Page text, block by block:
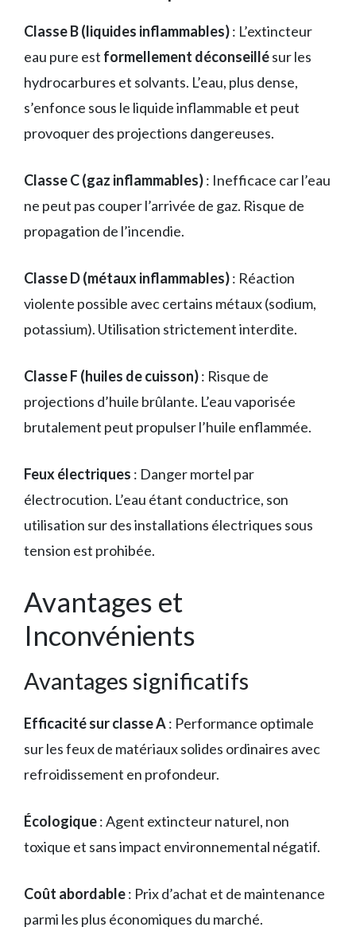
Classe B (liquides inflammables): L’extincteur
eau pure est formellement déconseillésur les
hydrocarbures et solvants. L’eau, plus dense,
s’enfonce sous le liquide inflammable et peut
provoquer des projections dangereuses.
Classe C (gaz inflammables): Inefficace car l’eau
ne peut pas couper l’arrivée de gaz. Risque de
propagation de l’incendie.
Classe D (métaux inflammables): Réaction
violente possible avec certains métaux (sodium,
potassium). Utilisation strictement interdite.
Classe F (huiles de cuisson): Risque de
projections d’huile brûlante. L’eau vaporisée
brutalement peut propulser l’huile enflammée.
Feux électriques : Danger mortel par
électrocution. L’eau étant conductrice, son
utilisation sur des installations électriques sous
tension est prohibée.
Avantages et
Inconvénients
Avantages significatifs
Efficacité sur classe A: Performance optimale
sur les feux de matériaux solides ordinaires avec
refroidissement en profondeur.
Écologique: Agent extincteur naturel, non
toxique et sans impact environnemental négatif.
Coût abordable: Prix d’achat et de maintenance
parmi les plus économiques du marché.